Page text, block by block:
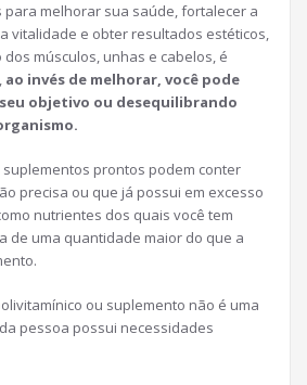
melhorar sua saúde, fortalecer a
vitalidade e obter resultados estéticos,
músculos, unhas e cabelos, é
ao invés de melhorar, você pode
objetivo ou desequilibrando
prontos podem conter
precisa ou que já possui em excesso
nutrientes dos quais você tem
de uma quantidade maior do que a
ou suplemento não é uma
pessoa possui necessidades